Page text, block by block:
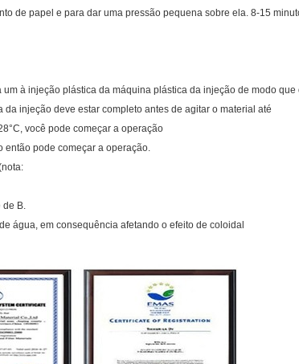
de papel e para dar uma pressão pequena sobre ela. 8-15
à injeção plástica da máquina plástica da injeção de modo
injeção deve estar completo antes de agitar o material até
você pode começar a operação
então pode começar a operação.
de B.
água, em consequência afetando o efeito de coloidal